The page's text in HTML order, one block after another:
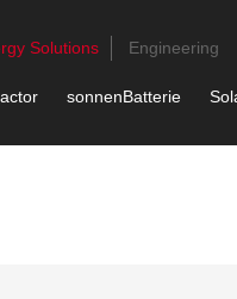
Solutions Engineering
sonnenBatterie